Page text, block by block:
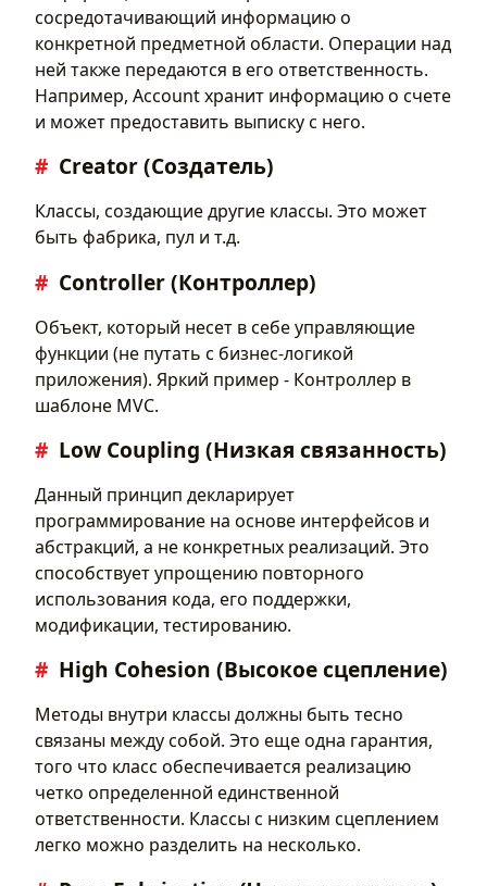
сосредотачивающий информацию о
конкретной предметной области. Операции над
ней также передаются в его ответственность.
Например, Aсcount хранит информацию о счете
и может предоставить выписку с него.
Creator (Создатель)
Классы, создающие другие классы. Это может
быть фабрика, пул и т.д.
Controller (Контроллер)
Объект, который несет в себе управляющие
функции (не путать с бизнес-логикой
приложения). Яркий пример - Контроллер в
шаблоне MVC.
Low Coupling (Низкая связанность)
Данный принцип декларирует
программирование на основе интерфейсов и
абстракций, а не конкретных реализаций. Это
способствует упрощению повторного
использования кода, его поддержки,
модификации, тестированию.
High Cohesion (Высокое сцепление)
Методы внутри классы должны быть тесно
связаны между собой. Это еще одна гарантия,
того что класс обеспечивается реализацию
четко определенной единственной
ответственности. Классы с низким сцеплением
легко можно разделить на несколько.